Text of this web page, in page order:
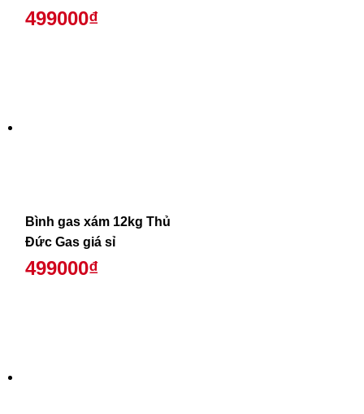
499000₫
Bình gas xám 12kg Thủ
Đức Gas giá sỉ
499000₫